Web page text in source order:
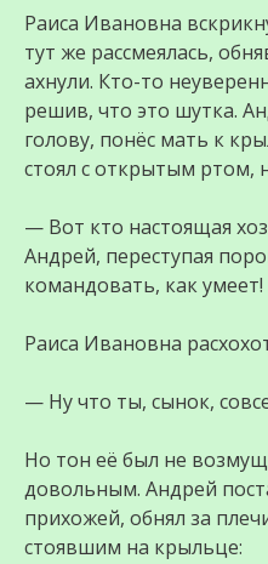
Раиса Ивановна
тут же рассмеялась,
ахнули. Кто-то
решив, что это шутка.
голову, понёс мать к
стоял с открытым ртом,
— Вот кто настоящая
Андрей, переступая
командовать, как умеет!
Раиса Ивановна
— Ну что ты, сынок,
Но тон её был не
довольным. Андрей
прихожей, обнял за
стоявшим на крыльце: